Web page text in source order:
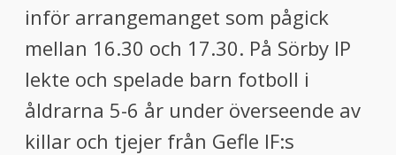
inför arrangemanget som pågick
mellan 16.30 och 17.30. På Sörby IP
lekte och spelade barn fotboll i
åldrarna 5-6 år under överseende av
killar och tjejer från Gefle IF:s